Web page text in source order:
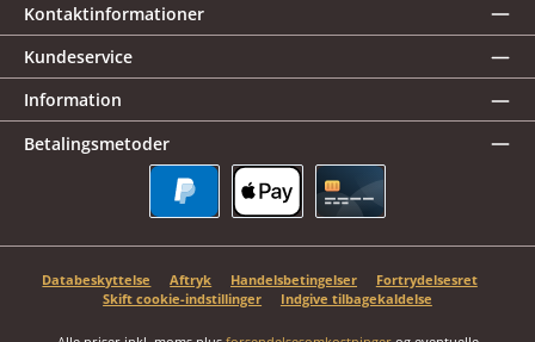
Kontaktinformationer
Kundeservice
Information
Betalingsmetoder
Databeskyttelse Aftryk Handelsbetingelser
Fortrydelsesret
Skift cookie-indstillinger
Indgive tilbagekaldelse